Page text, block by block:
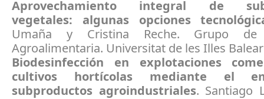
Aprovechamiento integral de
vegetales: algunas opciones
Umaña y Cristina Reche. Grupo de
Agroalimentaria. Universitat de les Illes
Biodesinfección en explotaciones
cultivos hortícolas mediante el
subproductos agroindustriales. Santiago